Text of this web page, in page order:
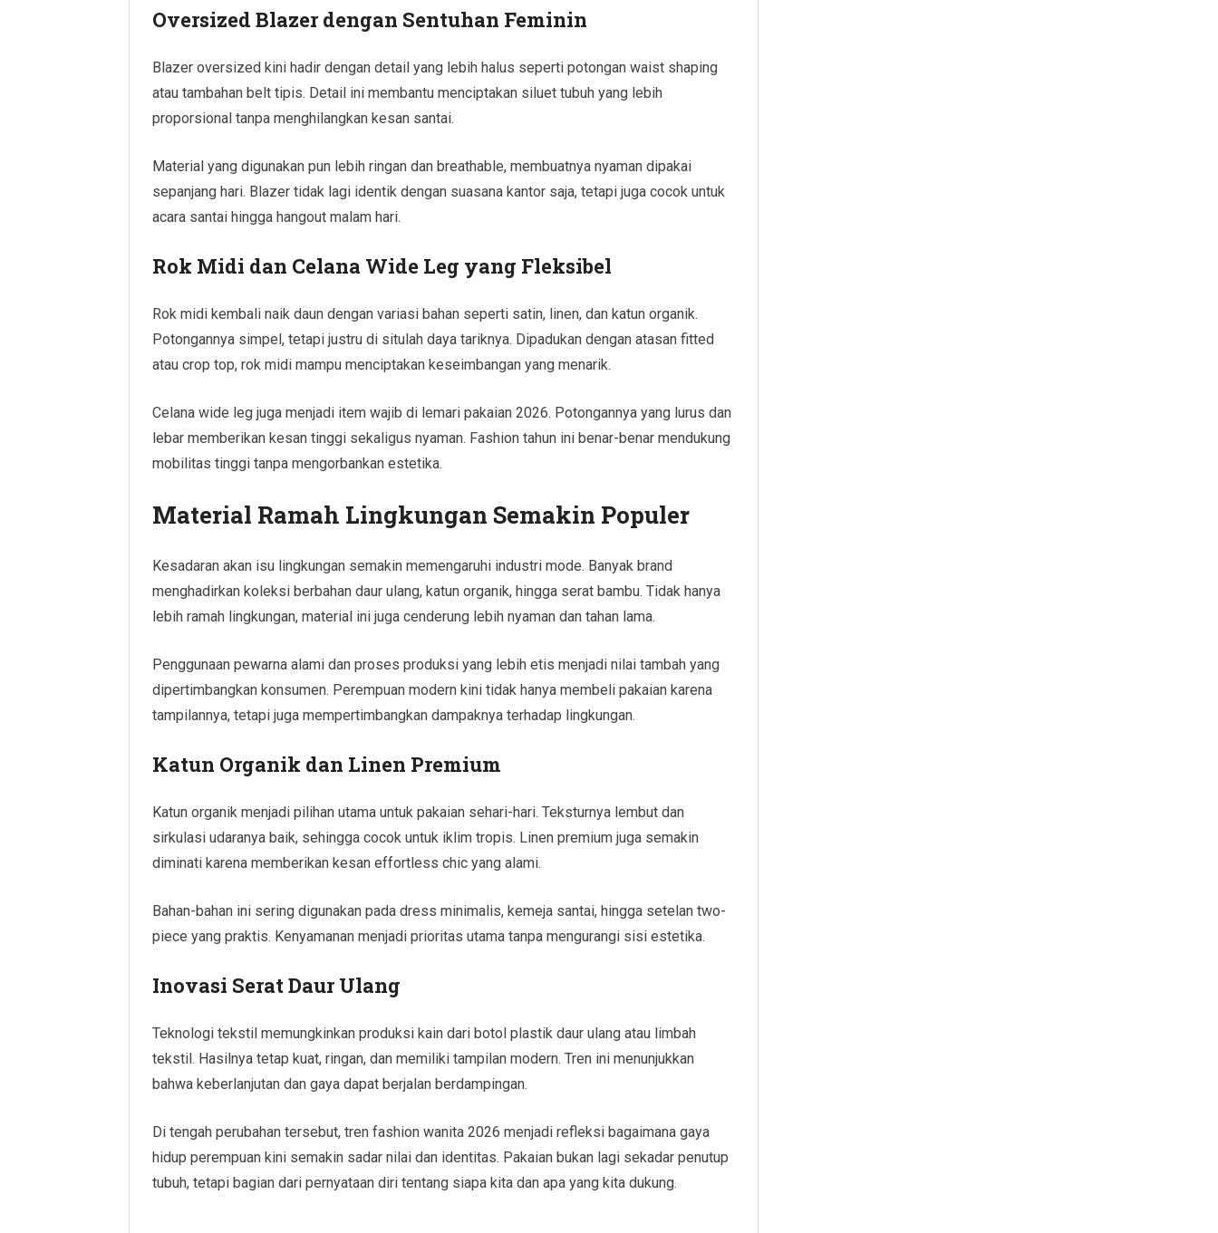
Oversized Blazer dengan Sentuhan Feminin
Blazer oversized kini hadir dengan detail yang lebih halus seperti potongan waist shaping
atau tambahan belt tipis. Detail ini membantu menciptakan siluet tubuh yang lebih
proporsional tanpa menghilangkan kesan santai.
Material yang digunakan pun lebih ringan dan breathable, membuatnya nyaman dipakai
sepanjang hari. Blazer tidak lagi identik dengan suasana kantor saja, tetapi juga cocok untuk
acara santai hingga hangout malam hari.
Rok Midi dan Celana Wide Leg yang Fleksibel
Rok midi kembali naik daun dengan variasi bahan seperti satin, linen, dan katun organik.
Potongannya simpel, tetapi justru di situlah daya tariknya. Dipadukan dengan atasan fitted
atau crop top, rok midi mampu menciptakan keseimbangan yang menarik.
Celana wide leg juga menjadi item wajib di lemari pakaian 2026. Potongannya yang lurus dan
lebar memberikan kesan tinggi sekaligus nyaman. Fashion tahun ini benar-benar mendukung
mobilitas tinggi tanpa mengorbankan estetika.
Material Ramah Lingkungan Semakin Populer
Kesadaran akan isu lingkungan semakin memengaruhi industri mode. Banyak brand
menghadirkan koleksi berbahan daur ulang, katun organik, hingga serat bambu. Tidak hanya
lebih ramah lingkungan, material ini juga cenderung lebih nyaman dan tahan lama.
Penggunaan pewarna alami dan proses produksi yang lebih etis menjadi nilai tambah yang
dipertimbangkan konsumen. Perempuan modern kini tidak hanya membeli pakaian karena
tampilannya, tetapi juga mempertimbangkan dampaknya terhadap lingkungan.
Katun Organik dan Linen Premium
Katun organik menjadi pilihan utama untuk pakaian sehari-hari. Teksturnya lembut dan
sirkulasi udaranya baik, sehingga cocok untuk iklim tropis. Linen premium juga semakin
diminati karena memberikan kesan effortless chic yang alami.
Bahan-bahan ini sering digunakan pada dress minimalis, kemeja santai, hingga setelan two-
piece yang praktis. Kenyamanan menjadi prioritas utama tanpa mengurangi sisi estetika.
Inovasi Serat Daur Ulang
Teknologi tekstil memungkinkan produksi kain dari botol plastik daur ulang atau limbah
tekstil. Hasilnya tetap kuat, ringan, dan memiliki tampilan modern. Tren ini menunjukkan
bahwa keberlanjutan dan gaya dapat berjalan berdampingan.
Di tengah perubahan tersebut, tren fashion wanita 2026 menjadi refleksi bagaimana gaya
hidup perempuan kini semakin sadar nilai dan identitas. Pakaian bukan lagi sekadar penutup
tubuh, tetapi bagian dari pernyataan diri tentang siapa kita dan apa yang kita dukung.